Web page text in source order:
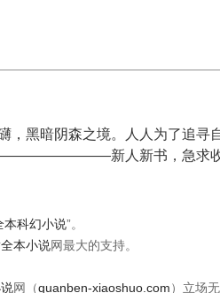
，黑暗阴森之境。人人为了追寻
新人新书，急求收藏
本科幻小说”。
全本小说网最大的支持。
网（quanben-xiaoshuo.com ）立场无